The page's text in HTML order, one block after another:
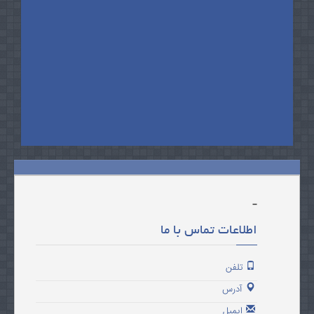
-
اطلاعات تماس با ما
تلفن
آدرس
ایمیل